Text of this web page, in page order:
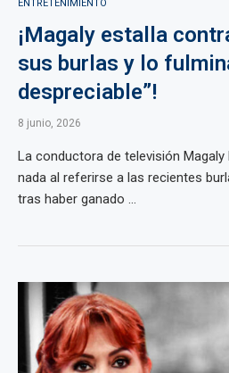
ENTRETENIMIENTO
¡Magaly estalla
sus burlas y lo
despreciable”!
8 junio, 2026
La conductora de televisión Magaly
nada al referirse a las recientes
tras haber ganado ...